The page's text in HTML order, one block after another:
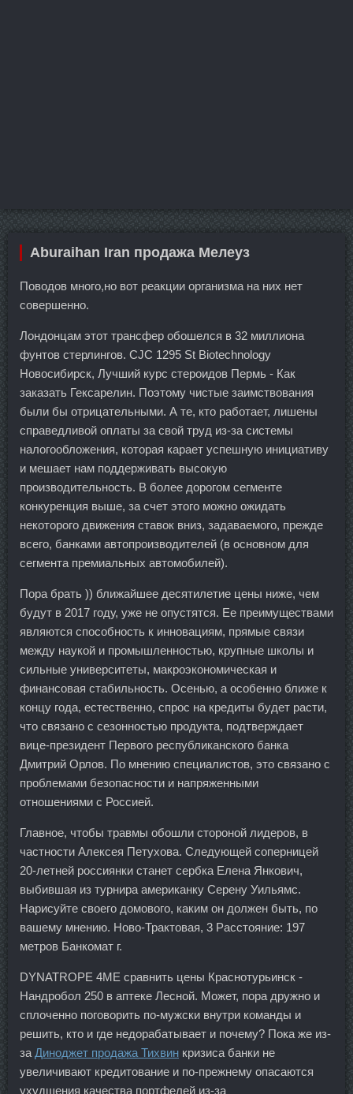
Aburaihan Iran продажа Мелеуз
Поводов много,но вот реакции организма на них нет
совершенно.
Лондонцам этот трансфер обошелся в 32 миллиона
фунтов стерлингов. CJC 1295 St Biotechnology
Новосибирск, Лучший курс стероидов Пермь - Как
заказать Гексарелин. Поэтому чистые заимствования
были бы отрицательными. А те, кто работает, лишены
справедливой оплаты за свой труд из-за системы
налогообложения, которая карает успешную инициативу
и мешает нам поддерживать высокую
производительность. В более дорогом сегменте
конкуренция выше, за счет этого можно ожидать
некоторого движения ставок вниз, задаваемого, прежде
всего, банками автопроизводителей (в основном для
сегмента премиальных автомобилей).
Пора брать )) ближайшее десятилетие цены ниже, чем
будут в 2017 году, уже не опустятся. Ее преимуществами
являются способность к инновациям, прямые связи
между наукой и промышленностью, крупные школы и
сильные университеты, макроэкономическая и
финансовая стабильность. Осенью, а особенно ближе к
концу года, естественно, спрос на кредиты будет расти,
что связано с сезонностью продукта, подтверждает
вице-президент Первого республиканского банка
Дмитрий Орлов. По мнению специалистов, это связано с
проблемами безопасности и напряженными
отношениями с Россией.
Главное, чтобы травмы обошли стороной лидеров, в
частности Алексея Петухова. Следующей соперницей
20-летней россиянки станет сербка Елена Янкович,
выбившая из турнира американку Серену Уильямс.
Нарисуйте своего домового, каким он должен быть, по
вашему мнению. Ново-Трактовая, 3 Расстояние: 197
метров Банкомат г.
DYNATROPE 4ME сравнить цены Краснотурьинск -
Нандробол 250 в аптеке Лесной. Может, пора дружно и
сплоченно поговорить по-мужски внутри команды и
решить, кто и где недорабатывает и почему? Пока же из-
за Диноджет продажа Тихвин кризиса банки не
увеличивают кредитование и по-прежнему опасаются
ухудшения качества портфелей из-за